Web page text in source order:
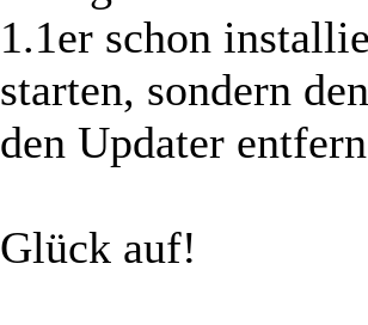
1.1er schon
starten, sondern
den Updater
Glück auf!